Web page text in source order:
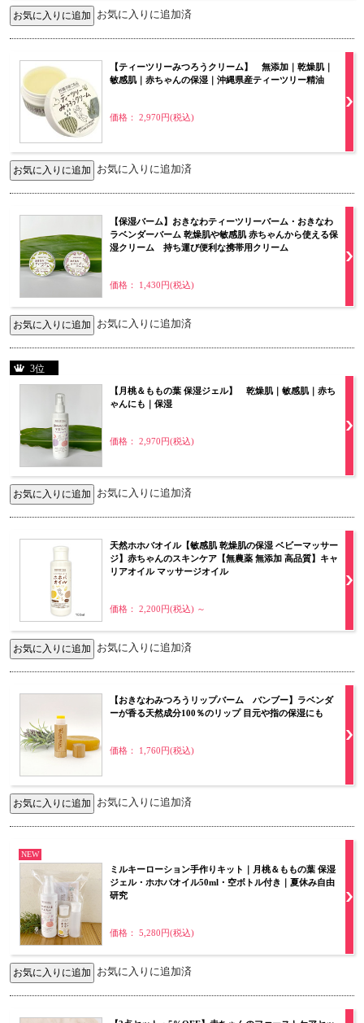
お気に入りに追加済
【ティーツリーみつろうクリーム】 無添加｜乾燥肌｜
敏感肌｜赤ちゃんの保湿｜沖縄県産ティーツリー精油
価格： 2,970円(税込)
お気に入りに追加済
【保湿バーム】おきなわティーツリーバーム・おきなわ
ラベンダーバーム 乾燥肌や敏感肌 赤ちゃんから使える保
湿クリーム 持ち運び便利な携帯用クリーム
価格： 1,430円(税込)
お気に入りに追加済
3位
【月桃＆ももの葉 保湿ジェル】 乾燥肌｜敏感肌｜赤ち
ゃんにも｜保湿
価格： 2,970円(税込)
お気に入りに追加済
天然ホホバオイル【敏感肌 乾燥肌の保湿 ベビーマッサー
ジ】赤ちゃんのスキンケア【無農薬 無添加 高品質】キャ
リアオイル マッサージオイル
価格： 2,200円(税込) ～
お気に入りに追加済
【おきなわみつろうリップバーム バンブー】ラベンダ
ーが香る天然成分100％のリップ 目元や指の保湿にも
価格： 1,760円(税込)
お気に入りに追加済
NEW
ミルキーローション手作りキット｜月桃＆ももの葉 保湿
ジェル・ホホバオイル50ml・空ボトル付き｜夏休み自由
研究
価格： 5,280円(税込)
お気に入りに追加済